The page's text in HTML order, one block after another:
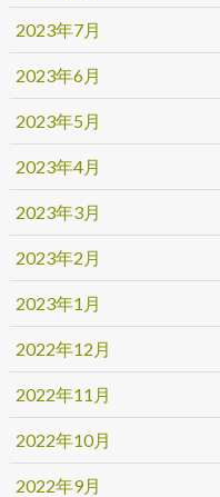
2023年7月
2023年6月
2023年5月
2023年4月
2023年3月
2023年2月
2023年1月
2022年12月
2022年11月
2022年10月
2022年9月